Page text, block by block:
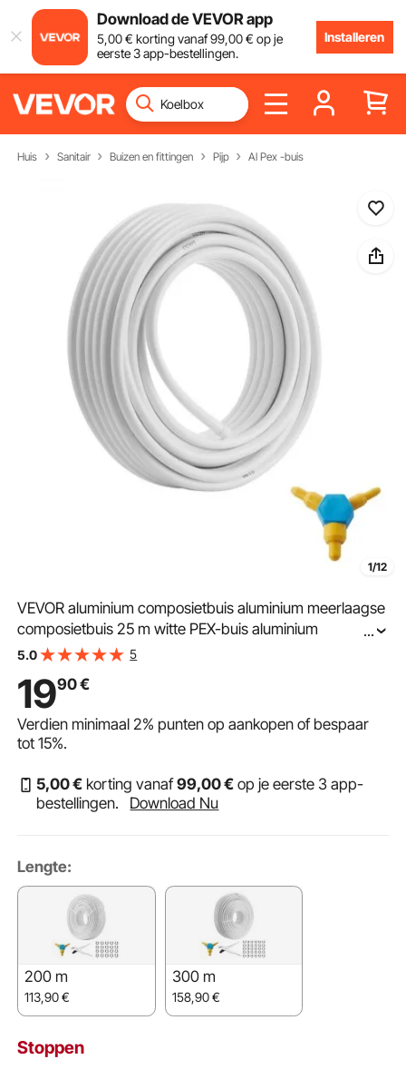
Download de VEVOR app
5,00€ korting vanaf99,00€ op je
eerste 3 app-bestellingen.
Installeren
Huis Sanitair Buizen en fittingen Pijp Al Pex -buis
1/12
VEVOR aluminium composietbuis aluminium meerlaagse
composietbuis 25 m witte PEX-buis aluminium
meerlaagse composietbuis MV-buis meerlaagse buis
aluminium composietbuis
...
5.0 5
1990€
Verdien minimaal2% punten op aankopen of bespaar
tot15%.
5,00€ korting vanaf99,00€ op je eerste 3 app-
bestellingen.
Download Nu
Lengte:
200 m
113,90€
300 m
158,90€
Stoppen